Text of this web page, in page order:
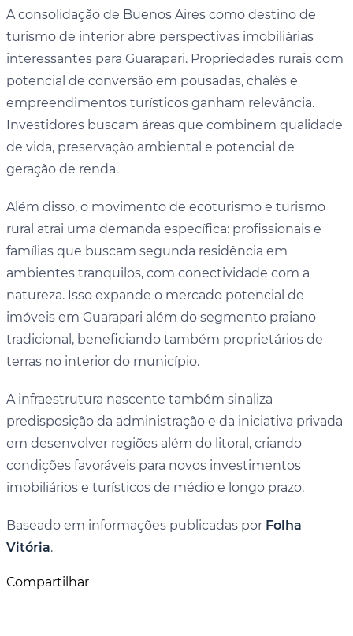
A consolidação de Buenos Aires como destino de
turismo de interior abre perspectivas imobiliárias
interessantes para Guarapari. Propriedades rurais com
potencial de conversão em pousadas, chalés e
empreendimentos turísticos ganham relevância.
Investidores buscam áreas que combinem qualidade
de vida, preservação ambiental e potencial de
geração de renda.
Além disso, o movimento de ecoturismo e turismo
rural atrai uma demanda específica: profissionais e
famílias que buscam segunda residência em
ambientes tranquilos, com conectividade com a
natureza. Isso expande o mercado potencial de
imóveis em Guarapari além do segmento praiano
tradicional, beneficiando também proprietários de
terras no interior do município.
A infraestrutura nascente também sinaliza
predisposição da administração e da iniciativa privada
em desenvolver regiões além do litoral, criando
condições favoráveis para novos investimentos
imobiliários e turísticos de médio e longo prazo.
Baseado em informações publicadas por Folha
Vitória.
Compartilhar